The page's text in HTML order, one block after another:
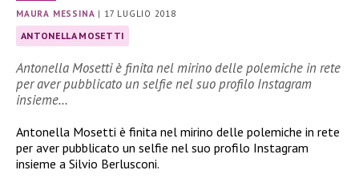
MAURA MESSINA | 17 LUGLIO 2018
ANTONELLA MOSETTI
Antonella Mosetti è finita nel mirino delle polemiche in rete
per aver pubblicato un selfie nel suo profilo Instagram
insieme…
Antonella Mosetti è finita nel mirino delle polemiche in rete
per aver pubblicato un selfie nel suo profilo Instagram
insieme a Silvio Berlusconi.